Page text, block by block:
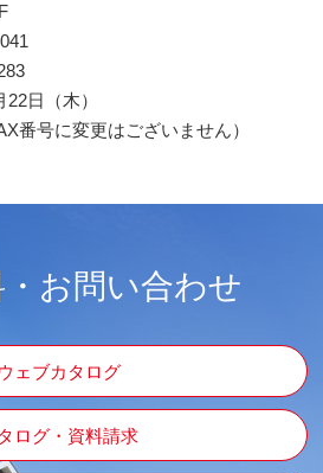
日（木）
番号に変更はございません）
お問い合わせ
ェブカタログ
ログ・資料請求